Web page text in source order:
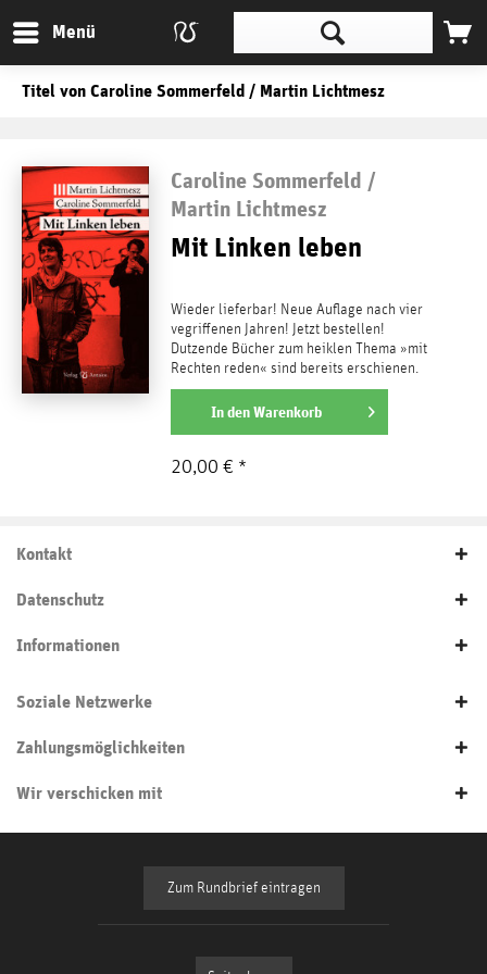
Menü
Titel von Caroline Sommerfeld / Martin Lichtmesz
Caroline Sommerfeld /
Martin Lichtmesz
Mit Linken leben
Wieder lieferbar! Neue Auflage nach vier
vegriffenen Jahren! Jetzt bestellen!
Dutzende Bücher zum heiklen Thema »mit
Rechten reden« sind bereits erschienen.
Die »Rechten«: der...
weiterlesen
In denWarenkorb
20,00 € *
Kontakt
Datenschutz
Informationen
Soziale Netzwerke
Zahlungsmöglichkeiten
Wir verschicken mit
Zum Rundbrief eintragen